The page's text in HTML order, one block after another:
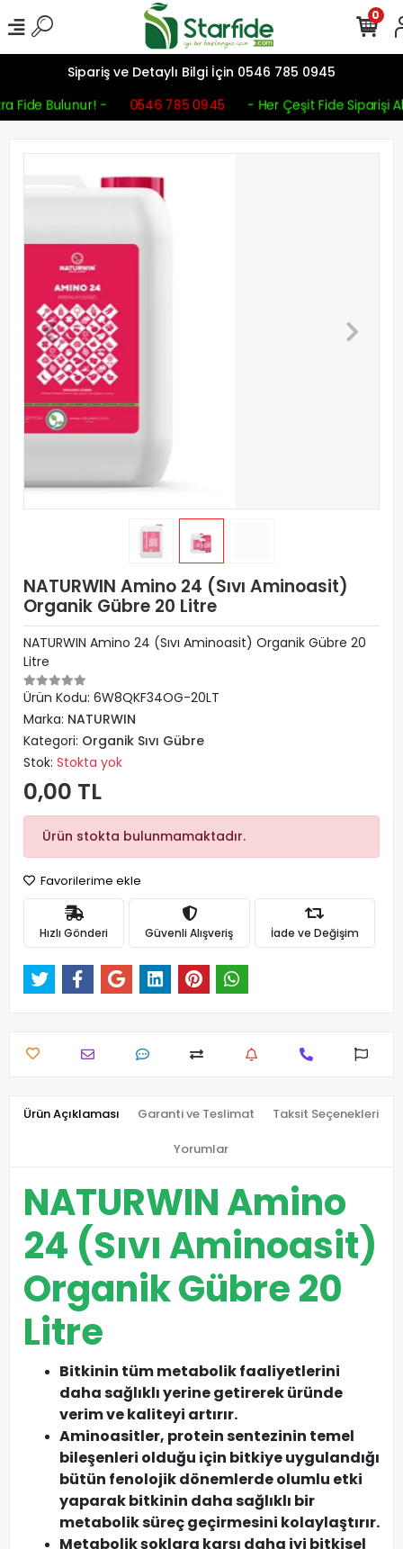
Sipariş ve Detaylı Bilgi İçin 0546 785 0945
Fide Bulunur! -
0546 785 0945 - Her Çeşit Fide Siparişi
0
NATURWIN Amino 24 (Sıvı Aminoasit)
Organik Gübre 20 Litre
NATURWIN Amino 24 (Sıvı Aminoasit) Organik Gübre 20
Litre
Ürün Kodu: 6W8QKF34OG-20LT
Marka: NATURWIN
Kategori: Organik Sıvı Gübre
Stok: Stokta yok
0,00 TL
Ürün stokta bulunmamaktadır.
Favorilerime ekle
Hızlı Gönderi Güvenli Alışveriş İade ve Değişim
Ürün Açıklaması Garanti ve Teslimat Taksit Seçenekleri
Yorumlar
NATURWIN Amino
24 (Sıvı Aminoasit)
Organik Gübre 20
Litre
Bitkinin tüm metabolik faaliyetlerini
daha sağlıklı yerine getirerek üründe
verim ve kaliteyi artırır.
Aminoasitler, protein sentezinin temel
bileşenleri olduğu için bitkiye uygulandığı
bütün fenolojik dönemlerde olumlu etki
yaparak bitkinin daha sağlıklı bir
metabolik süreç geçirmesini kolaylaştırır.
Metabolik şoklara karşı daha iyi bitkisel